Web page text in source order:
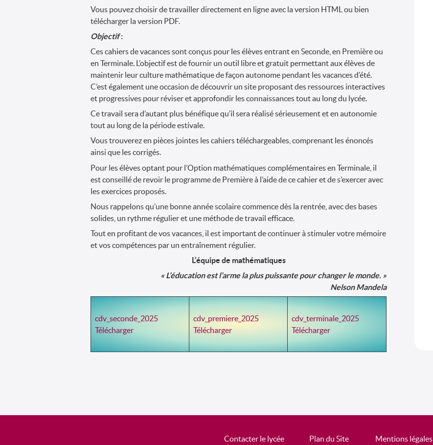
Vous pouvez choisir de travailler directement en ligne avec la version HTML ou bien
télécharger la version PDF.
Objectif:
Ces cahiers de vacances sont conçus pour les élèves entrant en Seconde, en Première ou
en Terminale. L’objectif est de fournir un outil libre et gratuit permettant aux élèves de
maintenir leur culture mathématique de façon autonome pendant les vacances d’été.
C’est également une occasion de découvrir un site proposant des ressources interactives
et progressives pour réviser et approfondir les connaissances tout au long du lycée.
Ce travail sera d’autant plus bénéfique qu’il sera réalisé sérieusement et en autonomie
tout au long de la période estivale.
Vous trouverez en pièces jointes les cahiers téléchargeables, comprenant les énoncés
ainsi que les corrigés.
Pour les élèves optant pour l’Option mathématiques complémentaires en Terminale, il
est conseillé de revoir le programme de Première à l’aide de ce cahier et de s’exercer avec
les exercices proposés.
Nous rappelons qu’une bonne année scolaire commence dès la rentrée, avec des bases
solides, un rythme régulier et une méthode de travail efficace.
Tout en profitant de vos vacances, il est important de continuer à stimuler votre mémoire
et vos compétences par un entraînement régulier.
L’équipe de mathématiques
« L’éducation est l’arme la plus puissante pour changer le monde. »
Nelson Mandela
cdv_seconde_2025
Télécharger
cdv_premiere_2025
Télécharger
cdv_terminale_2025
Télécharger
Contacter le lycée Plan du Site Mentions légales